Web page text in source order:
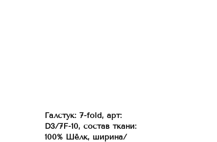
В
корзину
Галстук: 7-fold, арт:
D3/7F-10, состав ткани:
100% Шёлк, ширина/